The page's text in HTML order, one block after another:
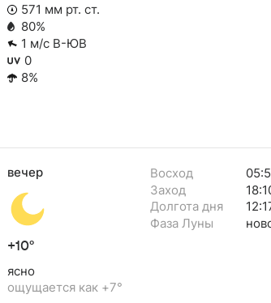
571 мм рт. ст.
80%
1 м/с В-ЮВ
0
8%
вечер
+10°
ясно
ощущается как +7°
Восход
Заход
Долгота дня
Фаза Луны